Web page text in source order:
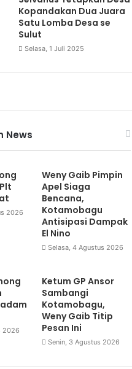
Kopandakan Dua Juara
Satu Lomba Desa se
Sulut
Selasa, 1 Juli 2025
News
2026
Weny Gaib Pimpin
Apel Siaga
Bencana,
Kotamobagu
Antisipasi Dampak
El Nino
Selasa, 4 Agustus 2026
2026
Ketum GP Ansor
Sambangi
Kotamobagu,
Weny Gaib Titip
Pesan Ini
Senin, 3 Agustus 2026